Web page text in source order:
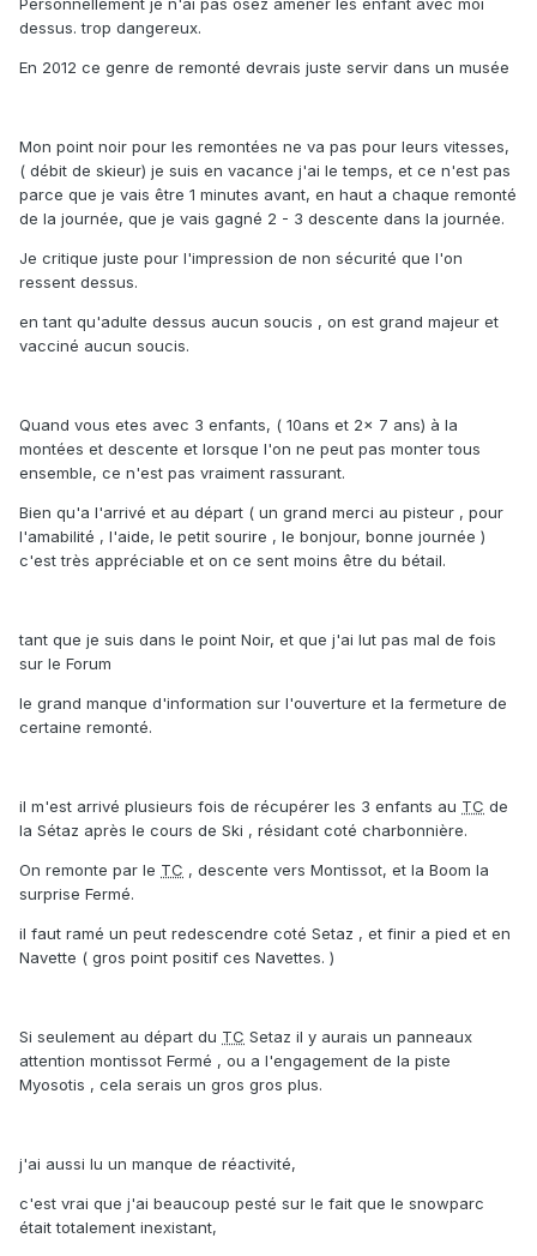
Personnellement je n'ai pas osez amener les enfant avec moi
dessus. trop dangereux.
En 2012 ce genre de remonté devrais juste servir dans un musée
Mon point noir pour les remontées ne va pas pour leurs vitesses,
( débit de skieur) je suis en vacance j'ai le temps, et ce n'est pas
parce que je vais être 1 minutes avant, en haut a chaque remonté
de la journée, que je vais gagné 2 - 3 descente dans la journée.
Je critique juste pour l'impression de non sécurité que l'on
ressent dessus.
en tant qu'adulte dessus aucun soucis , on est grand majeur et
vacciné aucun soucis.
Quand vous etes avec 3 enfants, ( 10ans et 2x 7 ans) à la
montées et descente et lorsque l'on ne peut pas monter tous
ensemble, ce n'est pas vraiment rassurant.
Bien qu'a l'arrivé et au départ ( un grand merci au pisteur , pour
l'amabilité , l'aide, le petit sourire , le bonjour, bonne journée )
c'est très appréciable et on ce sent moins être du bétail.
tant que je suis dans le point Noir, et que j'ai lut pas mal de fois
sur le Forum
le grand manque d'information sur l'ouverture et la fermeture de
certaine remonté.
il m'est arrivé plusieurs fois de récupérer les 3 enfants au TC de
la Sétaz après le cours de Ski , résidant coté charbonnière.
On remonte par le TC , descente vers Montissot, et la Boom la
surprise Fermé.
il faut ramé un peut redescendre coté Setaz , et finir a pied et en
Navette ( gros point positif ces Navettes. )
Si seulement au départ du TC Setaz il y aurais un panneaux
attention montissot Fermé , ou a l'engagement de la piste
Myosotis , cela serais un gros gros plus.
j'ai aussi lu un manque de réactivité,
c'est vrai que j'ai beaucoup pesté sur le fait que le snowparc
était totalement inexistant,